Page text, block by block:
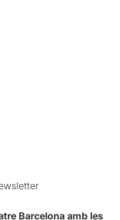
Barcelona amb les